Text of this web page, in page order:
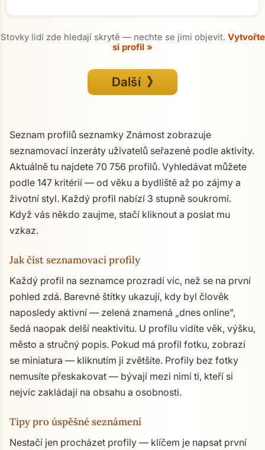
Stovky lidí zde hledají skrytě — nechte se jimi objevit. Vytvořte
si profil »
Další 》
Seznam profilů seznamky Známost zobrazuje
seznamovací inzeráty uživatelů seřazené podle aktivity.
Aktuálně tu najdete 70 756 profilů. Vyhledávat můžete
podle 147 kritérií — od věku a bydliště až po zájmy a
životní styl. Každý profil nabízí 3 stupně soukromí.
Když vás někdo zaujme, stačí kliknout a poslat mu
vzkaz.
Jak číst seznamovací profily
Každý profil na seznamce prozradí víc, než se na první
pohled zdá. Barevné štítky ukazují, kdy byl člověk
naposledy aktivní — zelená znamená „dnes online",
šedá naopak delší neaktivitu. U profilu vidíte věk, výšku,
město a stručný popis. Pokud má profil fotku, zobrazí
se miniatura — kliknutím ji zvětšíte. Profily bez fotky
nemusíte přeskakovat — bývají mezi nimi ti, kteří si
nejvíc zakládají na obsahu a osobnosti.
Tipy pro úspěšné seznámení
Nestačí jen procházet profily — klíčem je napsat první